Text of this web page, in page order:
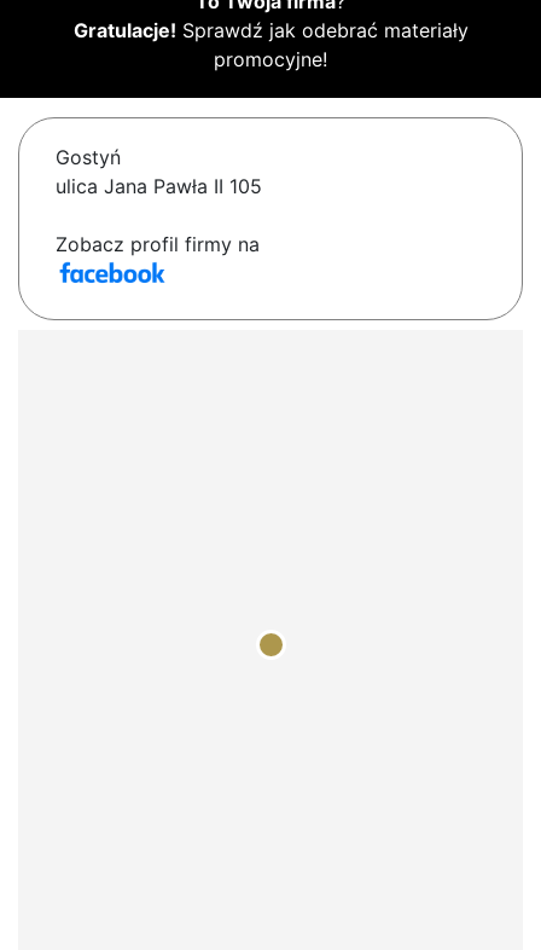
Gratulacje! Sprawdź jak odebrać materiały
promocyjne!
Gostyń
ulica Jana Pawła II 105
Zobacz profil firmy na